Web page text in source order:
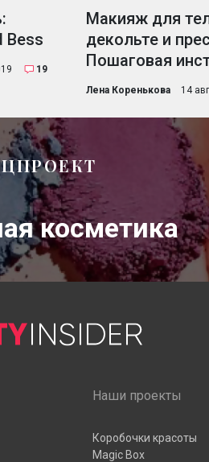
Bess
19
Макияж для
декольте и
Пошаговая
Лена Коренькова 14
косметика
Наши проекты
Коробочки красоты
Magic Box